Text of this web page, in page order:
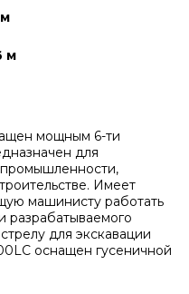
м
мощным 6-ти
для
Имеет
машинисту работать
разрабатываемого
для экскавации
оснащен гусеничной